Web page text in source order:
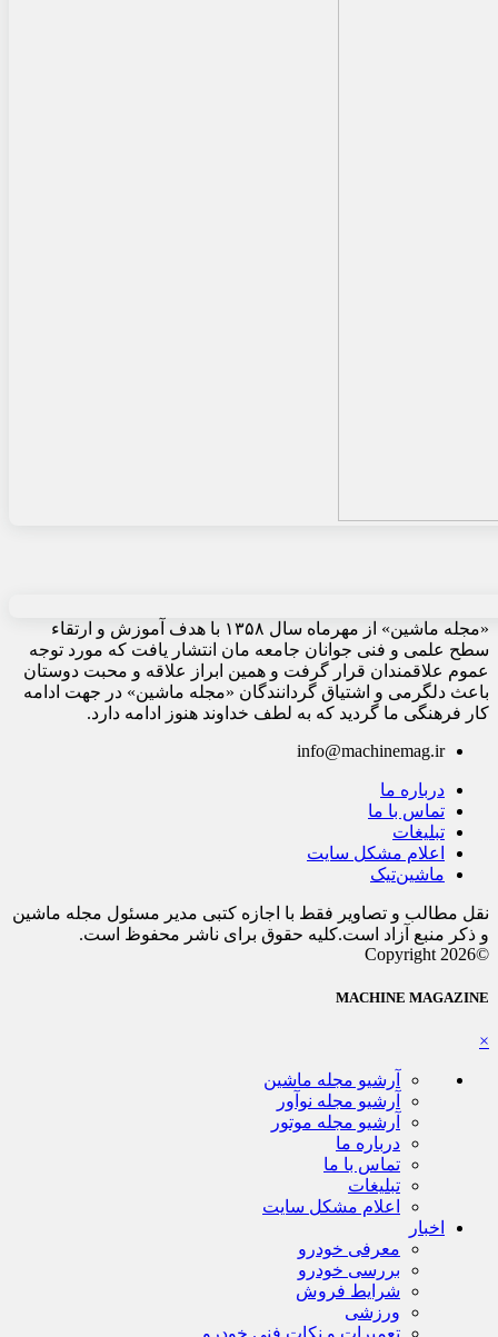
«مجله ماشین» از مهرماه سال ۱۳۵۸ با هدف آموزش و ارتقاء
سطح علمی و فنی جوانان جامعه مان انتشار یافت که مورد توجه
عموم علاقمندان قرار گرفت و همین ابراز علاقه و محبت دوستان
باعث دلگرمی و اشتیاق گردانندگان «مجله ماشین» در جهت ادامه
کار فرهنگی ما گردید که به لطف خداوند هنوز ادامه دارد.
info@machinemag.ir
درباره ما
تماس با ما
تبلیغات
اعلام مشکل سایت
ماشین‌تیک
نقل مطالب و تصاویر فقط با اجازه کتبی مدیر مسئول مجله ماشین
و ذکر منبع آزاد است.کلیه حقوق برای ناشر محفوظ است.
©Copyright 2026
MACHINE MAGAZINE
×
آرشیو مجله ماشین
آرشیو مجله نوآور
آرشیو مجله موتور
درباره ما
تماس با ما
تبلیغات
اعلام مشکل سایت
اخبار
معرفی خودرو
بررسی خودرو
شرایط فروش
ورزشی
تعمیرات و نکات فنی خودرو